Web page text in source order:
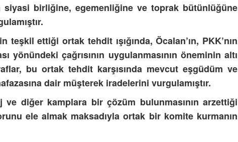
siyasi birliğine, egemenliğine ve toprak bütünlüğüne
teşkil ettiği ortak tehdit ışığında, Öcalan’ın, PKK’nın
yönündeki çağrısının uygulanmasının öneminin altı
bu ortak tehdit karşısında mevcut eşgüdüm ve
dair müşterek iradelerini vurgulamıştır.
ve diğer kamplara bir çözüm bulunmasının arzettiği
ele almak maksadıyla ortak bir komite kurmanın